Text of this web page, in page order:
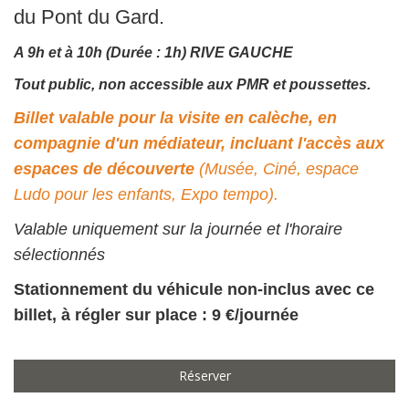
du Pont du Gard.
A 9h et à 10h (Durée : 1h) RIVE GAUCHE
Tout public, non accessible aux PMR et poussettes.
Billet valable pour la visite en calèche, en
compagnie d'un médiateur, incluant l'accès aux
espaces de découverte (Musée, Ciné, espace
Ludo pour les enfants, Expo tempo).
Valable uniquement sur la journée et l'horaire
sélectionnés
Stationnement du véhicule non-inclus avec ce
billet, à régler sur place : 9 €/journée
Réserver